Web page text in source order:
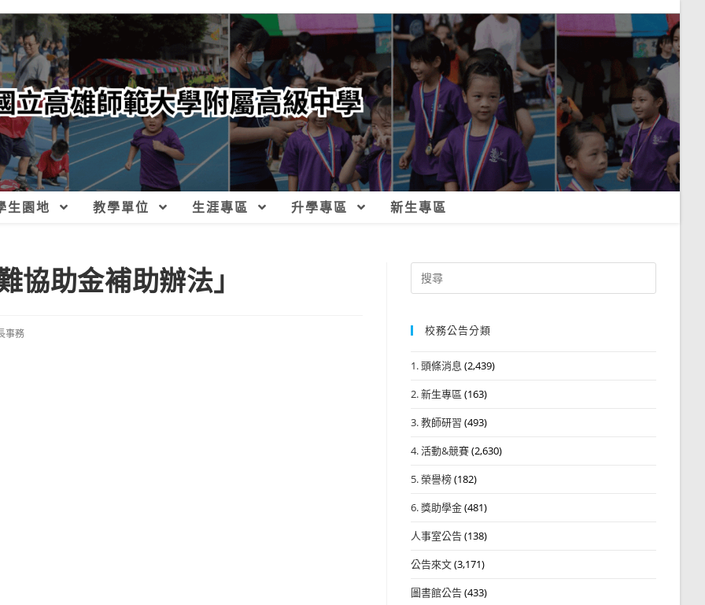
生園地 教學單位 生涯專區 升學專區 新生專區
協助金補助辦法」
事務
Search
for:
校務公告分類
1. 頭條消息 (2,439)
2. 新生專區 (163)
3. 教師研習 (493)
4. 活動&競賽(2,630)
5. 榮譽榜(182)
6. 獎助學金(481)
人事室公告(138)
公告來文(3,171)
圖書館公告(433)